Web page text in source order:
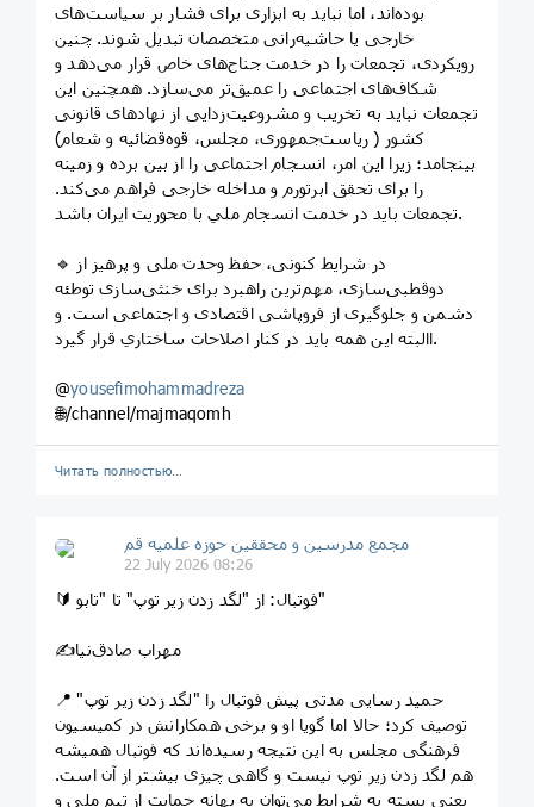
بوده‌اند، اما نباید به ابزاری برای فشار بر سیاست‌های
خارجی یا حاشیه‌رانی متخصصان تبدیل شوند. چنین
رویکردی، تجمعات را در خدمت جناح‌های خاص قرار می‌دهد و
شکاف‌های اجتماعی را عمیق‌تر می‌سازد. همچنین این
تجمعات نباید به تخريب و مشروعیت‌زدایی از نهادهای قانونی
کشور ( ریاست‌جمهوری، مجلس، قوه‌قضائیه و شعام)
بینجامد؛ زیرا این امر، انسجام اجتماعی را از بین برده و زمینه
را برای تحقق ابرتورم و مداخله خارجی فراهم می‌کند.
تجمعات بايد در خدمت انسجام ملي با محوريت ايران باشد.
🔹 در شرایط کنونی، حفظ وحدت ملی و پرهیز از
دوقطبی‌سازی، مهم‌ترین راهبرد برای خنثی‌سازی توطئه
دشمن و جلوگیری از فروپاشی اقتصادی و اجتماعی است. و
االبته اين همه بايد در كنار اصلاحات ساختاري قرار گيرد.
@yousefimohammadreza
🌐/channel/majmaqomh
Читать полностью…
مجمع مدرسین و محققین حوزه علمیه قم
22 July 2026 08:26
🔰 فوتبال: از "لگد زدن زیر توپ" تا "تابو"
✍مهراب صادق‌نیا
📍 حمید رسایی مدتی پیش فوتبال را "لگد زدن زیر توپ"
توصیف کرد؛ حالا اما گویا او و برخی همکارانش در کمیسیون
فرهنگی مجلس به این نتیجه رسیده‌اند که فوتبال همیشه
هم لگد زدن زیر توپ نیست و گاهی چیزی بیشتر از آن است.
یعنی بسته به شرایط می‌توان به بهانه حمایت از تیم ملی و